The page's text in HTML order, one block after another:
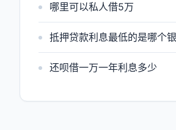
哪里可以私人借5万
抵押贷款利息最低的是哪个
还呗借一万一年利息多少